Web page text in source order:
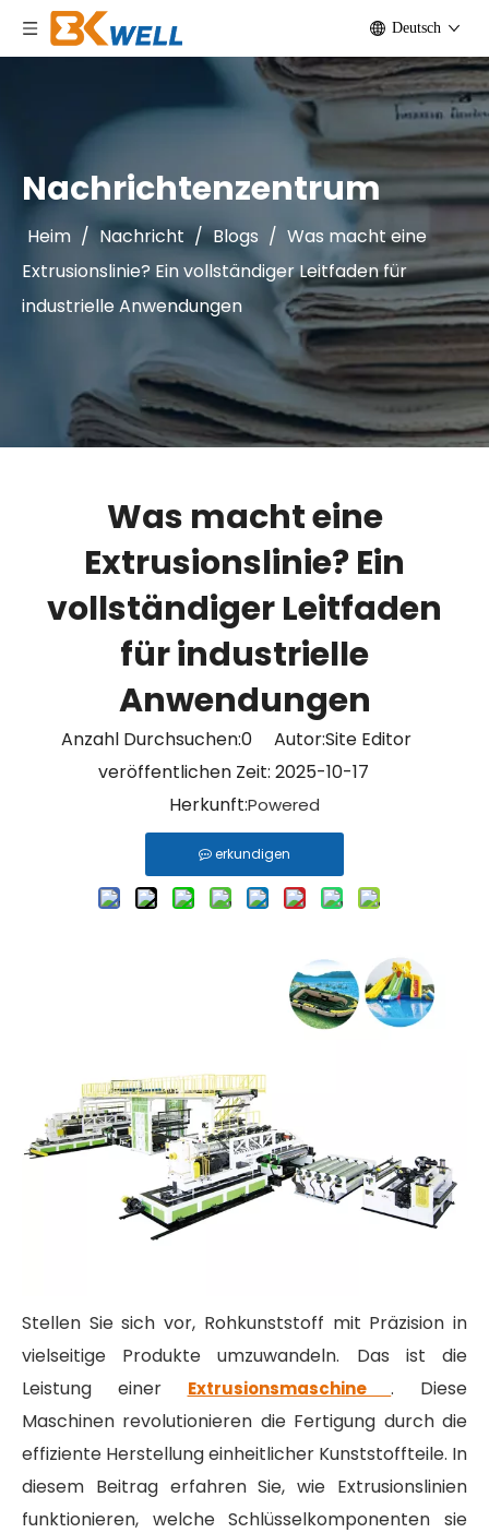
Deutsch
Nachrichtenzentrum
Heim / Nachricht / Blogs / Was macht eine
Extrusionslinie? Ein vollständiger Leitfaden für
industrielle Anwendungen
Was macht eine
Extrusionslinie? Ein
vollständiger Leitfaden
für industrielle
Anwendungen
Anzahl Durchsuchen:0Autor:Site Editor
veröffentlichen Zeit: 2025-10-17
Herkunft:Powered
erkundigen
Stellen Sie sich vor, Rohkunststoff mit Präzision in
vielseitige Produkte umzuwandeln. Das ist die
Leistung einer
Extrusionsmaschine. Diese
Maschinen revolutionieren die Fertigung durch die
effiziente Herstellung einheitlicher Kunststoffteile. In
diesem Beitrag erfahren Sie, wie Extrusionslinien
funktionieren, welche Schlüsselkomponenten sie